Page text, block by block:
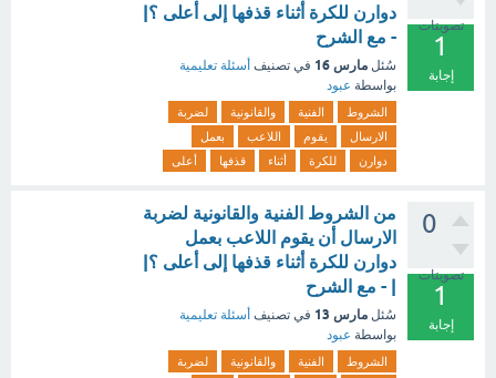
تصويتات
1
إجابة
دوارن للكرة أثناء قذفها إلى أعلى ؟|
- مع الشرح
سُئل مارس 16 في تصنيف أسئلة تعليمية
بواسطة عبود
الشروط الفنية والقانونية
لضربة
الارسال
يقوم اللاعب
بعمل
دوارن
للكرة أثناء قذفها أعلى
0
تصويتات
1
إجابة
من الشروط الفنية والقانونية لضربة
الارسال أن يقوم اللاعب بعمل
دوارن للكرة أثناء قذفها إلى أعلى ؟|
| - مع الشرح
سُئل مارس 13 في تصنيف أسئلة تعليمية
بواسطة عبود
الشروط الفنية والقانونية
لضربة